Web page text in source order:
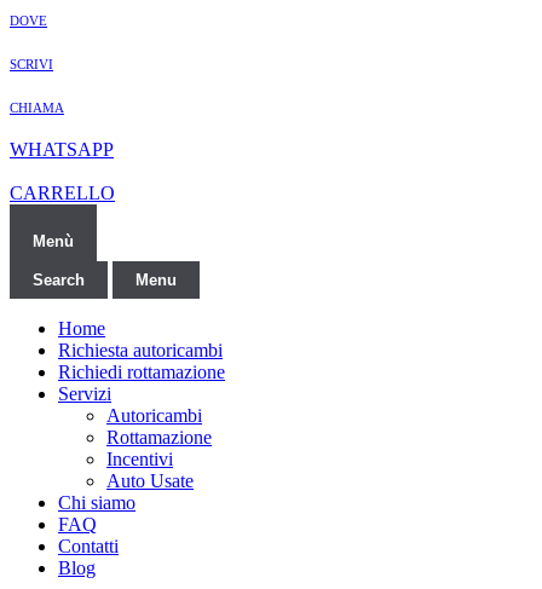
DOVE
SCRIVI
CHIAMA
WHATSAPP
CARRELLO
Menù
Search Menu
Home
Richiesta autoricambi
Richiedi rottamazione
Servizi
Autoricambi
Rottamazione
Incentivi
Auto Usate
Chi siamo
FAQ
Contatti
Blog